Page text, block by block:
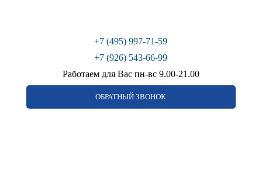
+7 (495) 997-71-59
+7 (926) 543-66-99
Работаем для Вас пн-вс 9.00-21.00
ОБРАТНЫЙ ЗВОНОК